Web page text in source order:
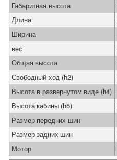
Габаритная высота
Длина
Ширина
вес
Общая высота
Свободный ход (h2)
Высота в развернутом виде (h4)
Высота кабины (h6)
Размер передних шин
Размер задних шин
Мотор